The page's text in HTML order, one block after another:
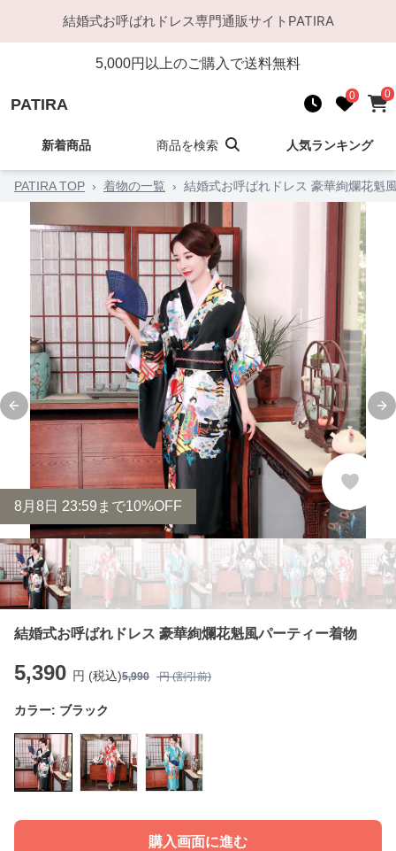
結婚式お呼ばれドレス専門通販サイト PATIRA
5,000円以上のご購入で送料無料
PATIRA 0 0
新着商品 商品を検索 人気ランキング
PATIRA TOP › 着物の一覧 › 結婚式お呼ばれドレス 豪華絢爛花魁
Previous slide
8 月 8 日 23:59まで10%OFF
結婚式お呼ばれドレス 豪華絢爛花魁風パーティー着物
5,390 円 (税込)5,990 円 (割引前)
カラー: ブラック
購入画面に進む